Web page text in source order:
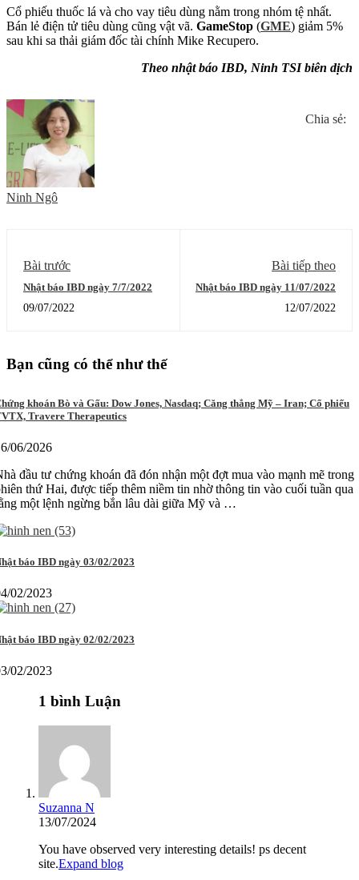
Cổ phiếu thuốc lá và cho vay tiêu dùng nằm trong nhóm tệ nhất.
Bán lẻ điện tử tiêu dùng cũng vật vã. GameStop (GME) giảm 5%
sau khi sa thải giám đốc tài chính Mike Recupero.
Theo nhật báo IBD, Ninh TSI biên dịch
Chia sẻ:
Ninh Ngô
Bài trước
Nhật báo IBD ngày 7/7/2022
09/07/2022
Bài tiếp theo
Nhật báo IBD ngày 11/07/2022
12/07/2022
Bạn cũng có thể như thế
khoán Bò và Gấu: Dow Jones, Nasdaq; Căng thẳng Mỹ – Iran; Cổ phiếu
Travere Therapeutics
06/2026
đầu tư chứng khoán đã đón nhận một đợt mua vào mạnh mẽ trong
thứ Hai, được tiếp thêm niềm tin nhờ thông tin vào cuối tuần qua
một lệnh ngừng bắn lâu dài giữa Mỹ và …
báo IBD ngày 03/02/2023
02/2023
báo IBD ngày 02/02/2023
02/2023
1 bình Luận
Suzanna N
13/07/2024
You have observed very interesting details! ps decent
site.Expand blog